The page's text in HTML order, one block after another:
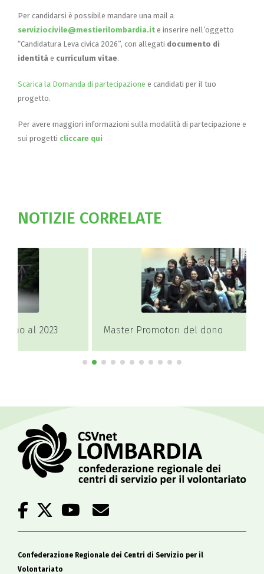
Per candidarsi è possibile mandare una mail a
serviziocivile@mestierilombardia.it e inserire nell’oggetto
“Candidatura Leva civica 2026”, con allegati documento di
identità e curriculum vitae.
Scarica la Domanda di partecipazione e candidati per il tuo
progetto.
Per avere maggiori informazioni sulla modalità di partecipazione e
sui progetti cliccare qui
NOTIZIE CORRELATE
Master Promotori del dono
Confederazione Regionale dei Centri di Servizio per il
Volontariato